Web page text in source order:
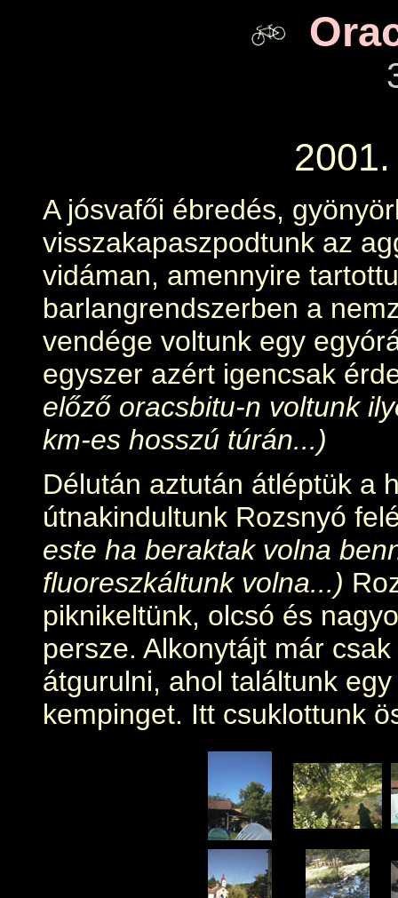
A jósvafői ébredés,
visszakapaszpodtunk az
vidáman, amennyire
barlangrendszerben a
vendége voltunk egy
egyszer azért igencsak
előző oracsbitu-n voltunk
km-es hosszú túrán...)
Délután aztután átléptük a
útnakindultunk Rozsnyó
este ha beraktak volna
fluoreszkáltunk volna...)
piknikeltünk, olcsó és
persze. Alkonytájt már
átgurulni, ahol találtunk
kempinget. Itt csuklottunk